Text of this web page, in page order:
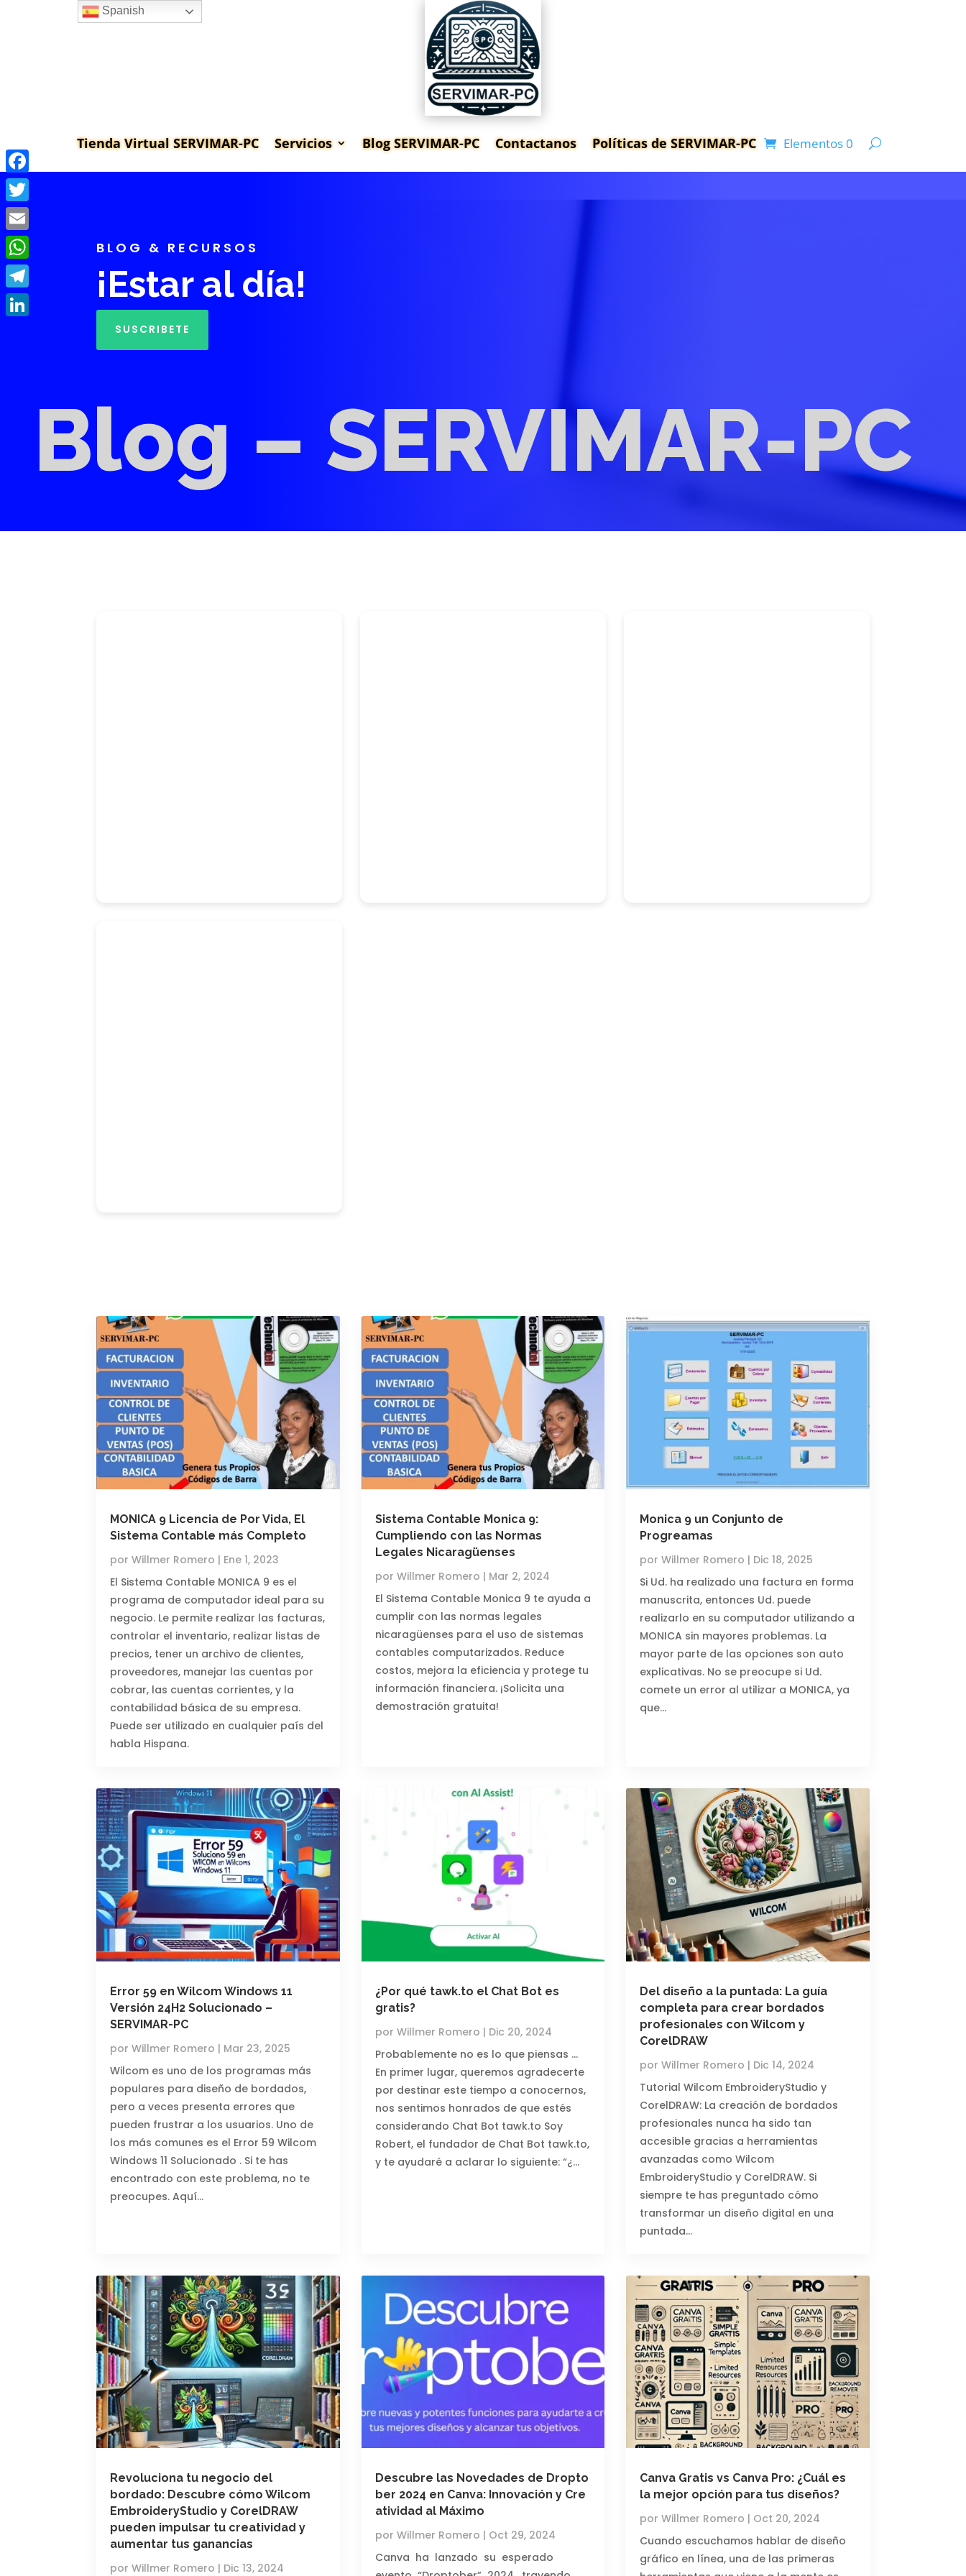
Tienda Virtual SERVIMAR-PC Servicios Blog SERVIMAR-PC Contactanos Políticas de SERVIMAR-PC Elementos 0
BLOG & RECURSOS
¡Estar al día!
SUSCRIBETE
Blog – SERVIMAR-PC
MONICA 9 Licencia de Por Vida, El
Sistema Contable más Completo
porWillmer Romero | Ene 1, 2023
El Sistema Contable MONICA 9 es el
programa de computador ideal para su
negocio. Le permite realizar las facturas,
controlar el inventario, realizar listas de
precios, tener un archivo de clientes,
proveedores, manejar las cuentas por
cobrar, las cuentas corrientes, y la
contabilidad básica de su empresa.
Puede ser utilizado en cualquier país del
habla Hispana.
Sistema Contable Monica 9:
Cumpliendo con las Normas
Legales Nicaragüenses
por Willmer Romero | Mar 2, 2024
El Sistema Contable Monica 9 te ayuda a
cumplir con las normas legales
nicaragüenses para el uso de sistemas
contables computarizados. Reduce
costos, mejora la eficiencia y protege tu
información financiera. ¡Solicita una
demostración gratuita!
Monica 9 un Conjunto de
Progreamas
porWillmer Romero | Dic 18, 2025
Si Ud. ha realizado una factura en forma
manuscrita, entonces Ud. puede
realizarlo en su computador utilizando a
MONICA sin mayores problemas. La
mayor parte de las opciones son auto
explicativas. No se preocupe si Ud.
comete un error al utilizar a MONICA, ya
que…
Error 59 en Wilcom Windows 11
Versión 24H2 Solucionado –
SERVIMAR-PC
porWillmer Romero | Mar 23, 2025
Wilcom es uno de los programas más
populares para diseño de bordados,
pero a veces presenta errores que
pueden frustrar a los usuarios. Uno de
los más comunes es el Error 59 Wilcom
Windows 11 Solucionado . Si te has
encontrado con este problema, no te
preocupes. Aquí…
¿Por qué tawk.to el Chat Bot es
gratis?
por Willmer Romero | Dic 20, 2024
Probablemente no es lo que piensas …
En primer lugar, queremos agradecerte
por destinar este tiempo a conocernos,
nos sentimos honrados de que estés
considerando Chat Bot tawk.to Soy
Robert, el fundador de Chat Bot tawk.to,
y te ayudaré a aclarar lo siguiente: “¿…
Del diseño a la puntada: La guía
completa para crear bordados
profesionales con Wilcom y
CorelDRAW
porWillmer Romero | Dic 14, 2024
Tutorial Wilcom EmbroideryStudio y
CorelDRAW: La creación de bordados
profesionales nunca ha sido tan
accesible gracias a herramientas
avanzadas como Wilcom
EmbroideryStudio y CorelDRAW. Si
siempre te has preguntado cómo
transformar un diseño digital en una
puntada…
Revoluciona tu negocio del
bordado: Descubre cómo Wilcom
EmbroideryStudio y CorelDRAW
pueden impulsar tu creatividad y
aumentar tus ganancias
porWillmer Romero | Dic 13, 2024
Descubre las Novedades de Dropto
ber 2024 en Canva: Innovación y Cre
atividad al Máximo
por Willmer Romero | Oct 29, 2024
Canva ha lanzado su esperado
Canva Gratis vs Canva Pro: ¿Cuál es
la mejor opción para tus diseños?
porWillmer Romero | Oct 20, 2024
Cuando escuchamos hablar de diseño
gráfico en línea, una de las primeras
Facebook
Twitter
Email
WhatsApp
Telegram
Spanish